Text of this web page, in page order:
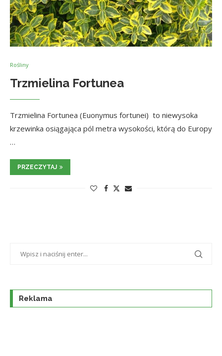
Rośliny
Trzmielina Fortunea
Trzmielina Fortunea (Euonymus fortunei) to niewysoka
krzewinka osiągająca pól metra wysokości, którą do Europy
…
PRZECZYTAJ
Reklama